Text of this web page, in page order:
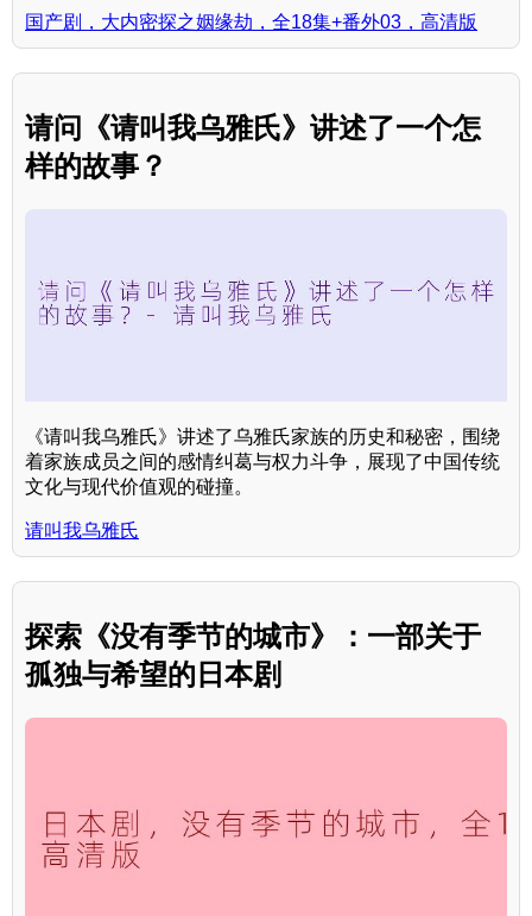
国产剧，大内密探之姻缘劫，全18集+番外03，高清版
请问《请叫我乌雅氏》讲述了一个怎
样的故事？
《请叫我乌雅氏》讲述了乌雅氏家族的历史和秘密，围绕
着家族成员之间的感情纠葛与权力斗争，展现了中国传统
文化与现代价值观的碰撞。
请叫我乌雅氏
探索《没有季节的城市》：一部关于
孤独与希望的日本剧